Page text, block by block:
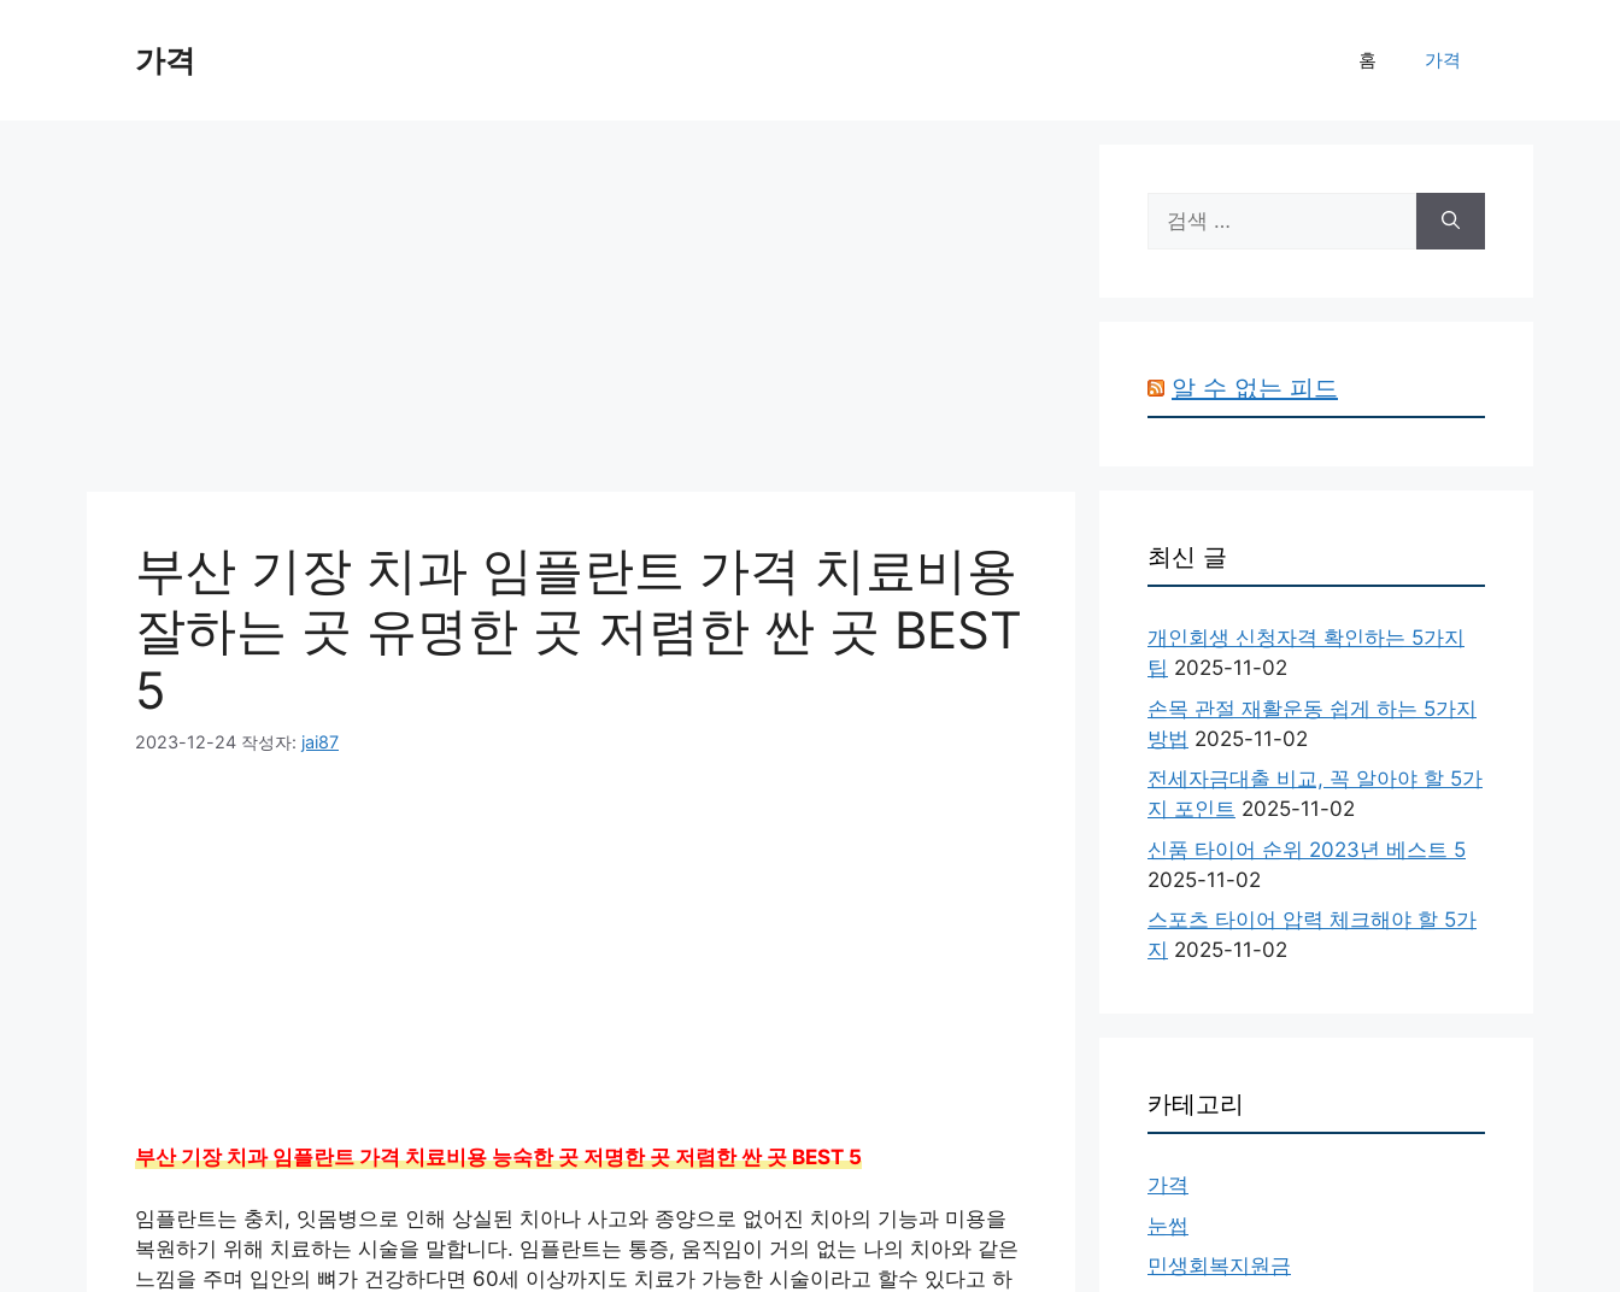
가격 홈 가격
부산 기장 치과 임플란트 가격 치료비용
잘하는 곳 유명한 곳 저렴한 싼 곳 BEST
5
2023-12-24 작성자: jai87
부산 기장 치과 임플란트 가격 치료비용 능숙한 곳 저명한 곳 저렴한 싼 곳 BEST 5
임플란트는 충치, 잇몸병으로 인해 상실된 치아나 사고와 종양으로 없어진 치아의 기능과 미용을
복원하기 위해 치료하는 시술을 말합니다. 임플란트는 통증, 움직임이 거의 없는 나의 치아와 같은
느낌을 주며 입안의 뼈가 건강하다면 60세 이상까지도 치료가 가능한 시술이라고 할수 있다고 하
색:
알 수 없는 피드
최신 글
개인회생 신청자격 확인하는 5가지
팁 2025-11-02
손목 관절 재활운동 쉽게 하는 5가지
방법 2025-11-02
전세자금대출 비교, 꼭 알아야 할 5가
지 포인트 2025-11-02
신품 타이어 순위 2023년 베스트 5
2025-11-02
스포츠 타이어 압력 체크해야 할 5가
지 2025-11-02
카테고리
가격
눈썹
민생회복지원금